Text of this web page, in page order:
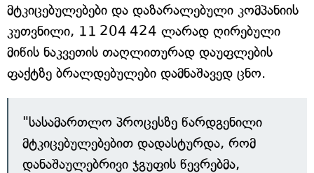
მტკიცებულებები და დაზარალებული კომპანიის
კუთვნილი, 11 204 424 ლარად ღირებული
მიწის ნაკვეთის თაღლითურად დაუფლების
ფაქტზე ბრალდებულები დამნაშავედ ცნო.
"სასამართლო პროცესზე წარდგენილი
მტკიცებულებებით დადასტურდა, რომ
დანაშაულებრივი ჯგუფის წევრებმა,